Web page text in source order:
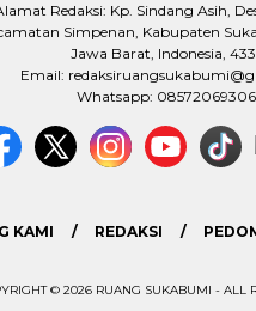
Redaksi: Kp. Sindang Asih,
Simpenan, Kabupaten
Jawa Barat, Indonesia,
Email:
Whatsapp:
KAMI REDAKSI
© 2026 RUANG SUKABUMI - ALL